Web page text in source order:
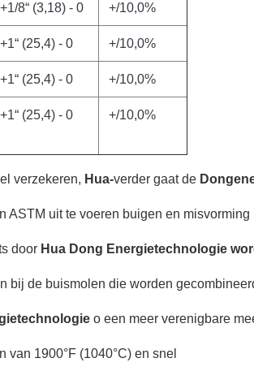
+1/8“ (3,18) - 0 +/10,0%
+1“ (25,4) - 0 +/10,0%
+1“ (25,4) - 0 +/10,0%
+1“ (25,4) - 0 +/10,0%
verzekeren, Hua-verder gaat de
ASTM uit te voeren buigen en misvorming
door Hua Dong Energietechnologie
bij de buismolen die worden
o een meer verenigbare
1900°F (1040°C) en snel